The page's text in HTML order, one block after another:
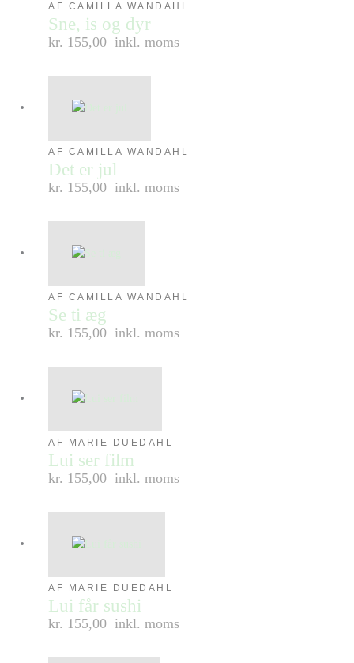
AF CAMILLA WANDAHL
Sne, is og dyr
kr. 155,00 inkl. moms
AF CAMILLA WANDAHL
Det er jul
kr. 155,00 inkl. moms
AF CAMILLA WANDAHL
Se ti æg
kr. 155,00 inkl. moms
AF MARIE DUEDAHL
Lui ser film
kr. 155,00 inkl. moms
AF MARIE DUEDAHL
Lui får sushi
kr. 155,00 inkl. moms